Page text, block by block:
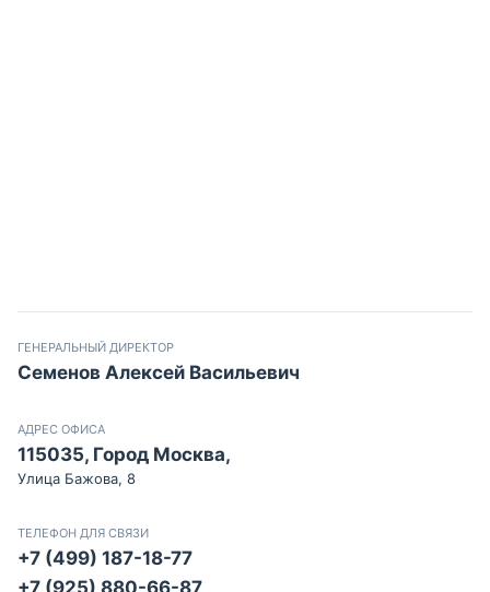
ГЕНЕРАЛЬНЫЙ ДИРЕКТОР
Семенов Алексей Васильевич
АДРЕС ОФИСА
115035, Город Москва,
Улица Бажова, 8
ТЕЛЕФОН ДЛЯ СВЯЗИ
+7 (499) 187-18-77
+7 (925) 880-66-87